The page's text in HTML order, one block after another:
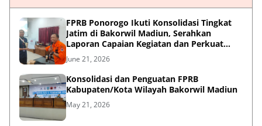
FPRB Ponorogo Ikuti Konsolidasi Tingkat
Jatim di Bakorwil Madiun, Serahkan
Laporan Capaian Kegiatan dan Perkuat
Sinergi Pentahelix
June 21, 2026
Konsolidasi dan Penguatan FPRB
Kabupaten/Kota Wilayah Bakorwil Madiun
May 21, 2026